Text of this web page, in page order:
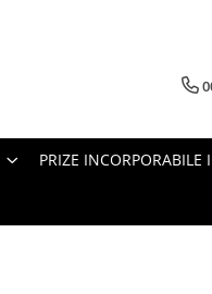
PRIZE INCORPORABILE